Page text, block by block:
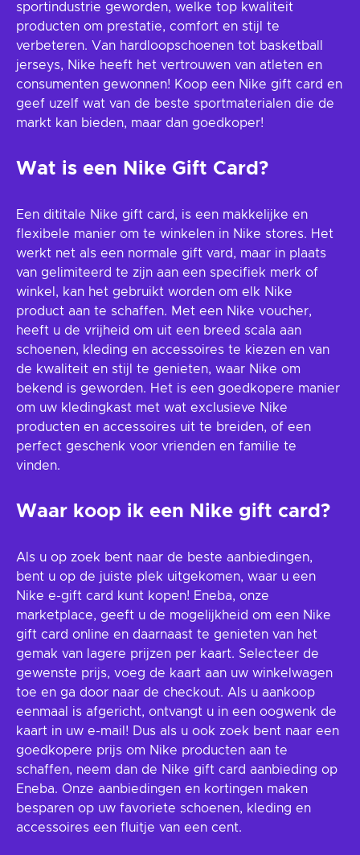
sportindustrie geworden, welke top kwaliteit
producten om prestatie, comfort en stijl te
verbeteren. Van hardloopschoenen tot basketball
jerseys, Nike heeft het vertrouwen van atleten en
consumenten gewonnen! Koop een Nike gift card en
geef uzelf wat van de beste sportmaterialen die de
markt kan bieden, maar dan goedkoper!
Wat is een Nike Gift Card?
Een dititale Nike gift card, is een makkelijke en
flexibele manier om te winkelen in Nike stores. Het
werkt net als een normale gift vard, maar in plaats
van gelimiteerd te zijn aan een specifiek merk of
winkel, kan het gebruikt worden om elk Nike
product aan te schaffen. Met een Nike voucher,
heeft u de vrijheid om uit een breed scala aan
schoenen, kleding en accessoires te kiezen en van
de kwaliteit en stijl te genieten, waar Nike om
bekend is geworden. Het is een goedkopere manier
om uw kledingkast met wat exclusieve Nike
producten en accessoires uit te breiden, of een
perfect geschenk voor vrienden en familie te
vinden.
Waar koop ik een Nike gift card?
Als u op zoek bent naar de beste aanbiedingen,
bent u op de juiste plek uitgekomen, waar u een
Nike e-gift card kunt kopen! Eneba, onze
marketplace, geeft u de mogelijkheid om een Nike
gift card online en daarnaast te genieten van het
gemak van lagere prijzen per kaart. Selecteer de
gewenste prijs, voeg de kaart aan uw winkelwagen
toe en ga door naar de checkout. Als u aankoop
eenmaal is afgericht, ontvangt u in een oogwenk de
kaart in uw e-mail! Dus als u ook zoek bent naar een
goedkopere prijs om Nike producten aan te
schaffen, neem dan de Nike gift card aanbieding op
Eneba. Onze aanbiedingen en kortingen maken
besparen op uw favoriete schoenen, kleding en
accessoires een fluitje van een cent.